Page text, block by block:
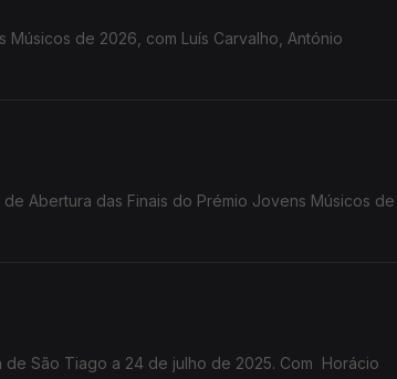
Abertura das Finais do Prémio Jovens Músicos de
São Tiago a 24 de julho de 2025. Com Horácio